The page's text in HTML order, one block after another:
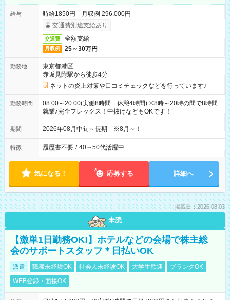
給与
時給1850円 月収例 296,000円
交通費別途支給あり
交通費 全額支給
月収例 25～30万円
勤務地
東京都港区
赤坂見附駅から徒歩4分
ネットの炎上対策や口コミチェックなどを行っています♪
勤務時間
08:00～20:00(実働8時間 休憩4時間) ※8時～20時の間で8時間
就業♪完全フレックス！中抜けなどもOKです！
期間 2026年08月中旬～長期 ※8月～！
特徴 履歴書不要 / 40～50代活躍中
気になる！ 応募する 詳細へ
掲載日：2026.08.03
未読
【激単1日勤務OK!】ホテルなどの会場で株主総
会のサポートスタッフ＊日払いOK
派遣 職種未経験OK 社会人未経験OK 大学生歓迎
ブランクOK
WEB登録・面接OK